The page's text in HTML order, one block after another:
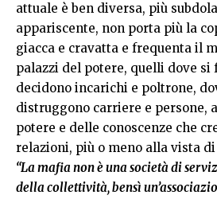
attuale è ben diversa, più
appariscente, non porta più la
giacca e cravatta e frequenta il
palazzi del potere, quelli dove si
decidono incarichi e poltrone,
distruggono carriere e persone,
potere e delle conoscenze che
relazioni, più o meno alla vista
“La mafia non è una società di
della collettività, bensì